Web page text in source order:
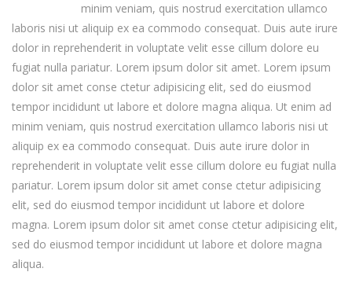
minim veniam, quis nostrud exercitation ullamco
laboris nisi ut aliquip ex ea commodo consequat. Duis aute irure
dolor in reprehenderit in voluptate velit esse cillum dolore eu
fugiat nulla pariatur. Lorem ipsum dolor sit amet. Lorem ipsum
dolor sit amet conse ctetur adipisicing elit, sed do eiusmod
tempor incididunt ut labore et dolore magna aliqua. Ut enim ad
minim veniam, quis nostrud exercitation ullamco laboris nisi ut
aliquip ex ea commodo consequat. Duis aute irure dolor in
reprehenderit in voluptate velit esse cillum dolore eu fugiat nulla
pariatur. Lorem ipsum dolor sit amet conse ctetur adipisicing
elit, sed do eiusmod tempor incididunt ut labore et dolore
magna. Lorem ipsum dolor sit amet conse ctetur adipisicing elit,
sed do eiusmod tempor incididunt ut labore et dolore magna
aliqua.